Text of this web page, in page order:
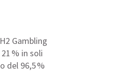
Gambling
% in soli
del 96,5 %